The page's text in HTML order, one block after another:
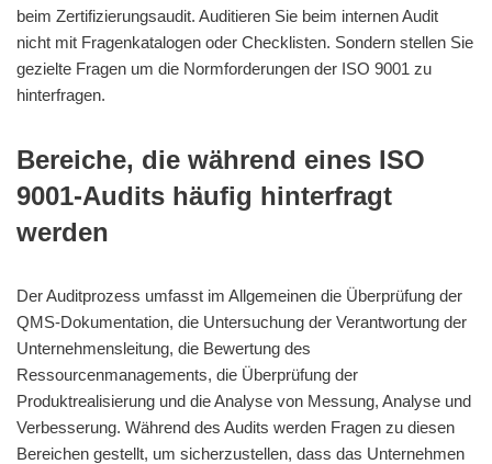
beim Zertifizierungsaudit. Auditieren Sie beim internen Audit
nicht mit Fragenkatalogen oder Checklisten. Sondern stellen Sie
gezielte Fragen um die Normforderungen der ISO 9001 zu
hinterfragen.
Bereiche, die während eines ISO
9001-Audits häufig hinterfragt
werden
Der Auditprozess umfasst im Allgemeinen die Überprüfung der
QMS-Dokumentation, die Untersuchung der Verantwortung der
Unternehmensleitung, die Bewertung des
Ressourcenmanagements, die Überprüfung der
Produktrealisierung und die Analyse von Messung, Analyse und
Verbesserung. Während des Audits werden Fragen zu diesen
Bereichen gestellt, um sicherzustellen, dass das Unternehmen